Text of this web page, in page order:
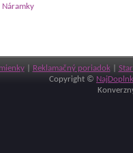
Náramky
| Reklamačný poriadok|
Copyright ©